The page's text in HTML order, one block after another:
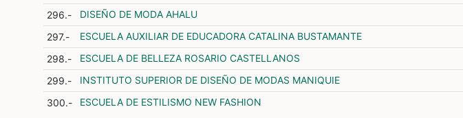
296.-
DISEÑO DE MODA AHALU
297.-
ESCUELA AUXILIAR DE EDUCADORA CATALINA BUSTAMANTE
298.-
ESCUELA DE BELLEZA ROSARIO CASTELLANOS
299.-
INSTITUTO SUPERIOR DE DISEÑO DE MODAS MANIQUIE
300.-
ESCUELA DE ESTILISMO NEW FASHION